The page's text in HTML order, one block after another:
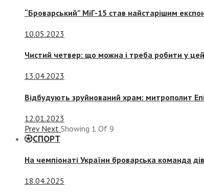
“Броварський” МіГ-15 став найстарішим
10.05.2023
Чистий четвер: що можна і треба робити у
13.04.2023
Відбудують зруйнований храм: митрополит
12.01.2023
Prev Next Showing 1 Of 9
СПОРТ
На чемпіонаті України броварська команда
18.04.2025